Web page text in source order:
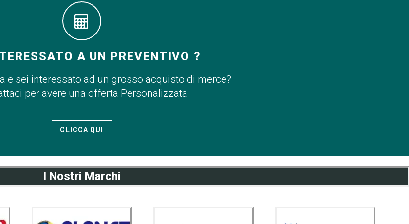
A UN PREVENTIVO ?
e sei interessato ad un grosso acquisto di merce?
per avere una offerta Personalizzata
CLICCA QUI
I Nostri Marchi